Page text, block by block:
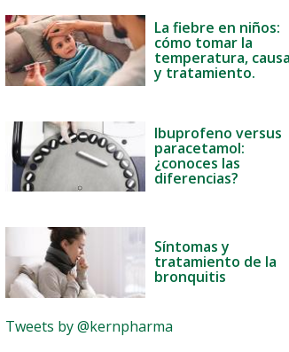
views
La fiebre en niños:
cómo tomar la
temperatura,
y tratamiento.
Ibuprofeno versus
paracetamol:
¿conoces las
diferencias?
Síntomas y
tratamiento de la
bronquitis
Tweets by @kernpharma